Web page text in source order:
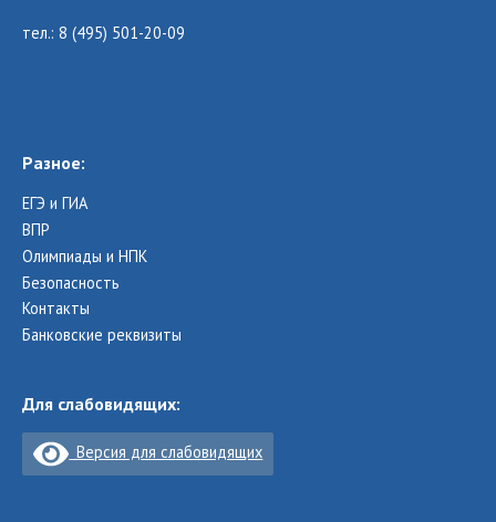
тел.: 8 (495) 501-20-09
Разное:
ЕГЭ и ГИА
ВПР
Олимпиады и НПК
Безопасность
Контакты
Банковские реквизиты
Для слабовидящих:
Версия для слабовидящих